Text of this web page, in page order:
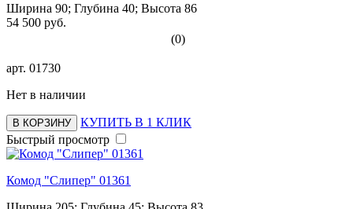
Ширина 90; Глубина 40; Высота 86
54 500 руб.
(0)
арт. 01730
Нет в наличии
В КОРЗИНУ
КУПИТЬ В 1 КЛИК
Быстрый просмотр
Комод "Слипер" 01361